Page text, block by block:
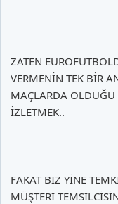
ZATEN
VERMENİN TEK BİR
MAÇLARDA OLDUĞU
İZLETMEK..
FAKAT BİZ YİNE
MÜŞTERİ